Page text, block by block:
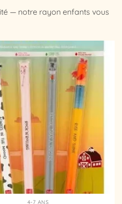
— notre rayon enfants vous
4-7 ANS